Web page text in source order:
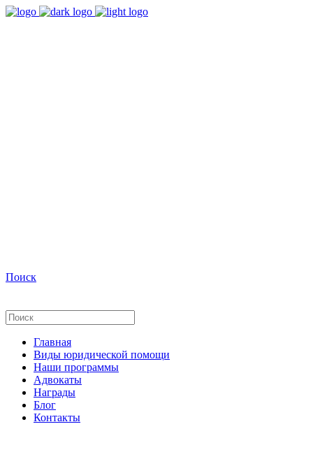
Поиск
Главная
Виды юридической помощи
Наши программы
Адвокаты
Награды
Блог
Контакты